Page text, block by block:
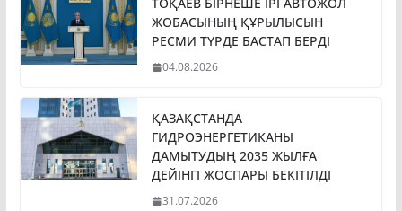
ТОҚАЕВ БІРНЕШЕ ІРІ АВТОЖОЛ
ЖОБАСЫНЫҢ ҚҰРЫЛЫСЫН
РЕСМИ ТҮРДЕ БАСТАП БЕРДІ
04.08.2026
ҚАЗАҚСТАНДА
ГИДРОЭНЕРГЕТИКАНЫ
ДАМЫТУДЫҢ 2035 ЖЫЛҒА
ДЕЙІНГІ ЖОСПАРЫ БЕКІТІЛДІ
31.07.2026